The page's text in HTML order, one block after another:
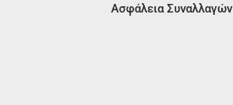
Ασφάλεια Συναλλαγών